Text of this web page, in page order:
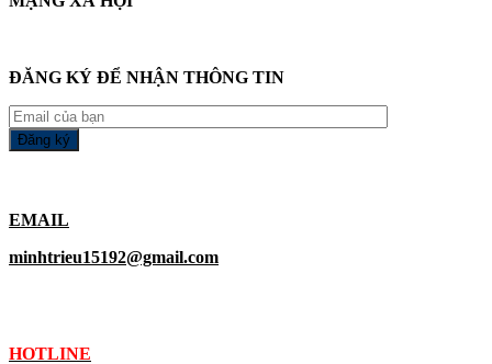
ĐĂNG KÝ ĐỂ NHẬN THÔNG TIN
EMAIL
minhtrieu15192@gmail.com
HOTLINE